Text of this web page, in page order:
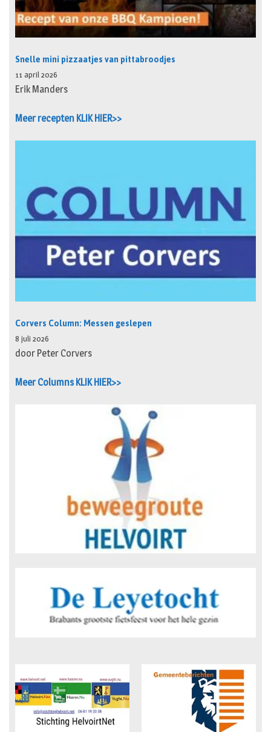
Snelle mini pizzaatjes van pittabroodjes
11 april 2026
Erik Manders
Meer recepten KLIK HIER>>
Corvers Column: Messen geslepen
8 juli 2026
door Peter Corvers
Meer Columns KLIK HIER>>